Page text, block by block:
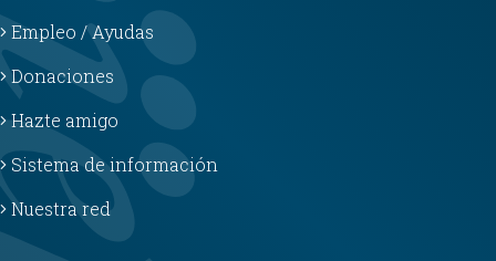
Empleo / Ayudas
Donaciones
Hazte amigo
Sistema de información
Nuestra red